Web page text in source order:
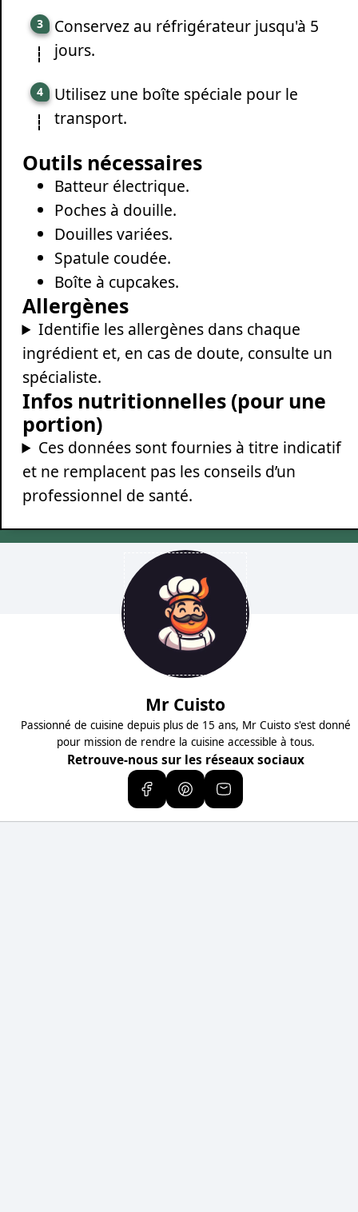
Conservez au réfrigérateur jusqu'à 5
jours.
Utilisez une boîte spéciale pour le
transport.
Outils nécessaires
Batteur électrique.
Poches à douille.
Douilles variées.
Spatule coudée.
Boîte à cupcakes.
Allergènes
Identifie les allergènes dans chaque
ingrédient et, en cas de doute, consulte un
spécialiste.
Infos nutritionnelles (pour une
portion)
Ces données sont fournies à titre indicatif
et ne remplacent pas les conseils d’un
professionnel de santé.
Mr Cuisto
Passionné de cuisine depuis plus de 15 ans, Mr Cuisto s'est donné
pour mission de rendre la cuisine accessible à tous.
Retrouve-nous sur les réseaux sociaux